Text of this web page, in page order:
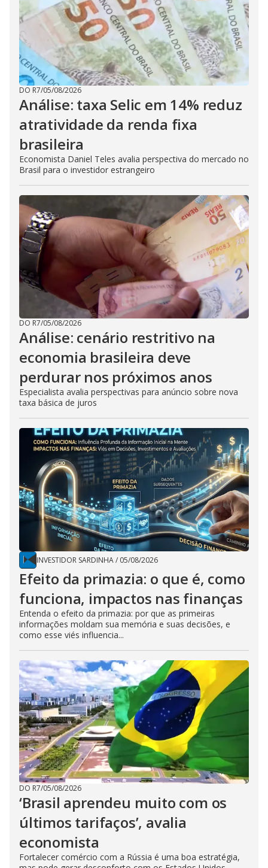
DO R7/05/08/2026
Análise: taxa Selic em 14% reduz
atratividade da renda fixa
brasileira
Economista Daniel Teles avalia perspectiva do mercado no
Brasil para o investidor estrangeiro
DO R7/05/08/2026
Análise: cenário restritivo na
economia brasileira deve
perdurar nos próximos anos
Especialista avalia perspectivas para anúncio sobre nova
taxa básica de juros
INVESTIDOR SARDINHA/ 05/08/2026
Efeito da primazia: o que é, como
funciona, impactos nas finanças
Entenda o efeito da primazia: por que as primeiras
informações moldam sua memória e suas decisões, e
como esse viés influencia...
DO R7/05/08/2026
‘Brasil aprendeu muito com os
últimos tarifaços’, avalia
economista
Fortalecer comércio com a Rússia é uma boa estratégia,